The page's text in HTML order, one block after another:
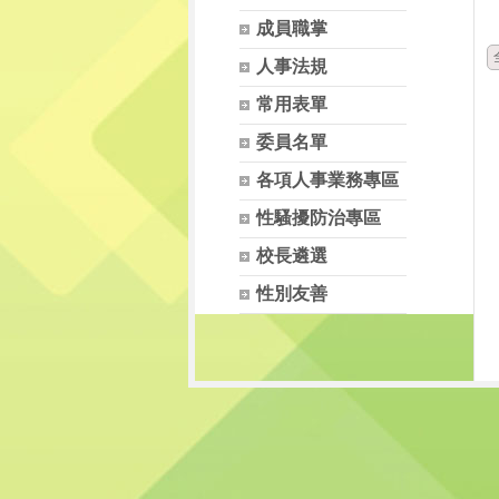
成員職掌
人事法規
常用表單
委員名單
各項人事業務專區
性騷擾防治專區
校長遴選
性別友善